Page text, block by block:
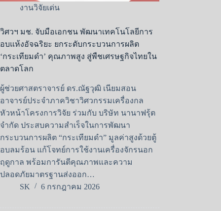
งานวิจัยเด่น
วิศวฯ มช. จับมือเอกชน พัฒนาเทคโนโลยีการ
อบแห้งอัจฉริยะ ยกระดับกระบวนการผลิต
‘กระเทียมดำ’ คุณภาพสูง สู่พืชเศรษฐกิจไทยใน
ตลาดโลก
ผู้ช่วยศาสตราจารย์ ดร.ณัฐวุฒิ เนียมสอน
อาจารย์ประจำภาควิชาวิศวกรรมเครื่องกล
หัวหน้าโครงการวิจัย ร่วมกับ บริษัท นานาฟรุ้ต
จำกัด ประสบความสำเร็จในการพัฒนา
กระบวนการผลิต “กระเทียมดำ” มูลค่าสูงด้วยตู้
อบลมร้อน แก้โจทย์การใช้งานเครื่องจักรนอก
ฤดูกาล พร้อมการันตีคุณภาพและความ
ปลอดภัยมาตรฐานส่งออก…
SK
6 กรกฎาคม 2026